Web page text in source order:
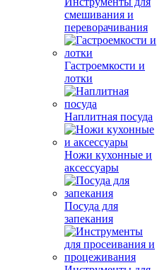
смешивания и
переворачивания
Гастроемкости и
лотки
Наплитная посуда
Ножи кухонные и
аксессуары
Посуда для
запекания